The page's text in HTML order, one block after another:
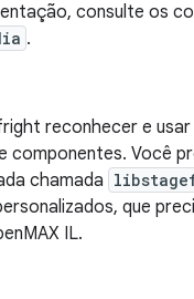
consulte os
.
reconhecer e
componentes. Você
chamada
que
IL.